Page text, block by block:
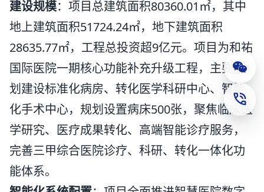
建设规模：项目总建筑面积80360.01㎡，其中
地上建筑面积51724.24㎡，地下建筑面积
28635.77㎡，工程总投资超9亿元。项目为和祐
国际医院一期核心功能补充升级工程，主要规
划建设标准化病房、转化医学科研中心、智能
化手术中心，规划设置病床500张，聚焦临床医
学研究、医疗成果转化、高端智能诊疗服务，
完善三甲综合医院诊疗、科研、转化一体化功
能体系。
公众
联系